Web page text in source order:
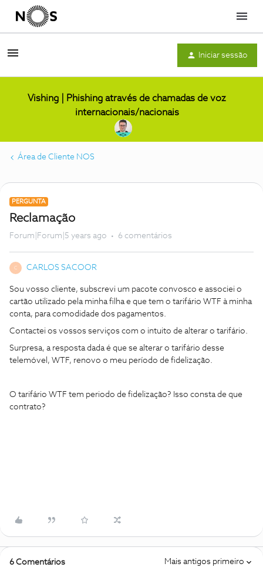
Menu
Iniciar sessão
Vishing | Phishing através de chamadas de voz
internacionais/nacionais
Área de Cliente NOS
PERGUNTA
Reclamação
Forum|Forum|5 years ago 6 comentários
C CARLOS SACOOR
Sou vosso cliente, subscrevi um pacote convosco e associei o
cartão utilizado pela minha filha e que tem o tarifário WTF à minha
conta, para comodidade dos pagamentos.
Contactei os vossos serviços com o intuito de alterar o tarifário.
Surpresa, a resposta dada é que se alterar o tarifário desse
telemóvel, WTF, renovo o meu período de fidelização.
O tarifário WTF tem periodo de fidelização? Isso consta de que
contrato?
6 Comentários Mais antigos primeiro